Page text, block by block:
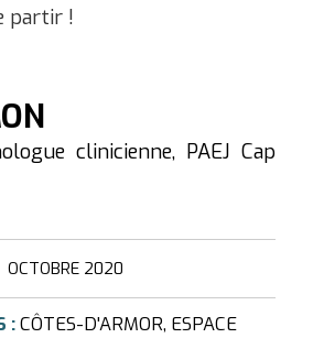
partir !
clinicienne, PAEJ Cap
OCTOBRE 2020
:CÔTES-D'ARMOR, ESPACE